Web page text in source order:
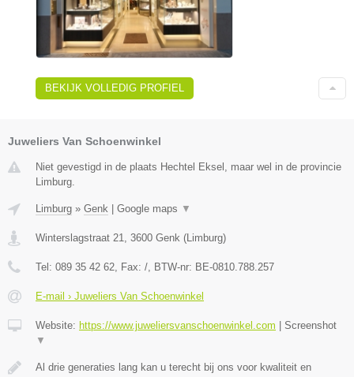
BEKIJK VOLLEDIG PROFIEL
Juweliers Van Schoenwinkel
Niet gevestigd in de plaats Hechtel Eksel, maar wel in de provincie
Limburg.
Limburg » Genk Google maps ▼
Winterslagstraat 21, 3600 Genk (Limburg)
Tel: 089 35 42 62, Fax: /, BTW-nr: BE-0810.788.257
E-mail › Juweliers Van Schoenwinkel
Website: https://www.juweliersvanschoenwinkel.com
Screenshot
▼
Al drie generaties lang kan u terecht bij ons voor kwaliteit en